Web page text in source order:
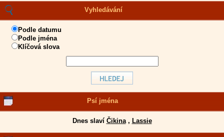
Vyhledávání
Podle datumu
Podle jména
Klíčová slova
Psí jména
Dnes slaví Čikina, Lassie